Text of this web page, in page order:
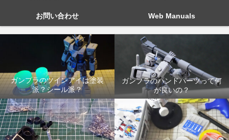
お問い合わせ Web Manuals
ガンプラのツインアイは塗装
派？シール派？
ガンプラのハンドパーツって何
が良いの？